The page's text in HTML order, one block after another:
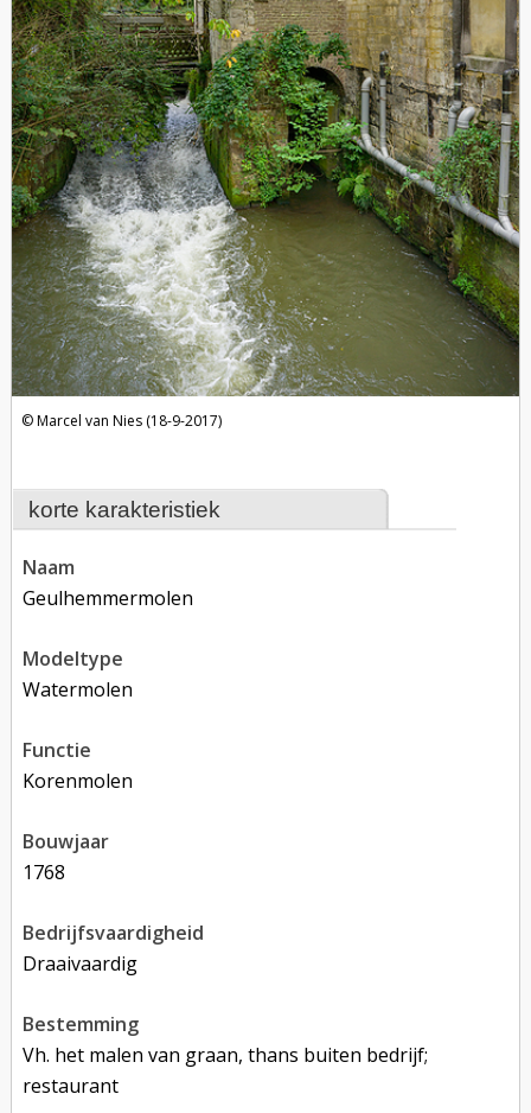
korte karakteristiek
naam
Geulhemmermolen
modeltype
Watermolen
functie
korenmolen
bouwjaar
1768
bedrijfsvaardigheid
Draaivaardig
bestemming
Vh. het malen van graan, thans buiten bedrijf;
restaurant
Marcel van Nies (18-9-2017)